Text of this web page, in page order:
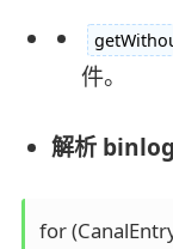
件。
解析 binlog
for